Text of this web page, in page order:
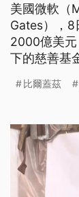
美國微軟（
Gates），8
2000億美
下的慈善基
開發總署
比爾蓋茲